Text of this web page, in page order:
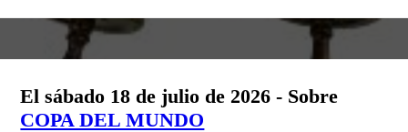
El sábado 18 de julio de 2026 - Sobre
COPA DEL MUNDO